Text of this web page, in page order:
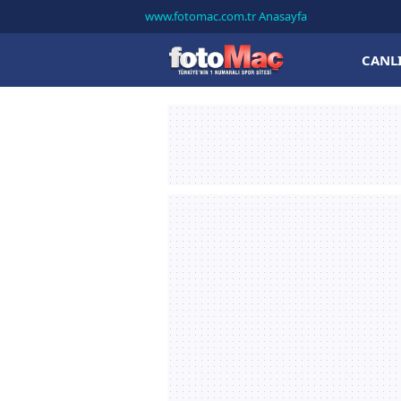
www.fotomac.com.tr Anasayfa